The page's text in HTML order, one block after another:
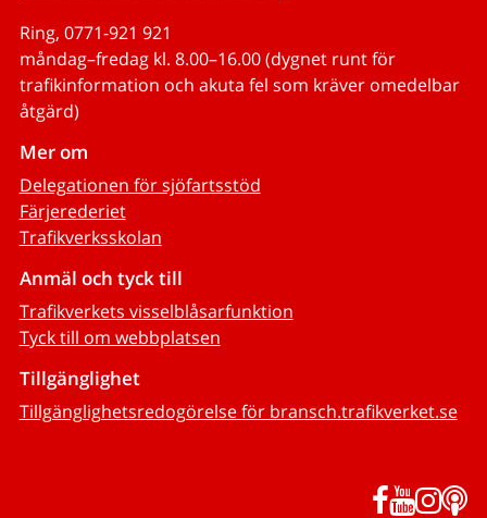
Ring, 0771-921 921
måndag–fredag kl. 8.00–16.00 (dygnet runt för
trafikinformation och akuta fel som kräver omedelbar
åtgärd)
Mer om
Delegationen för sjöfartsstöd
Färjerederiet
Trafikverksskolan
Anmäl och tyck till
Trafikverkets visselblåsarfunktion
Tyck till om webbplatsen
Tillgänglighet
Tillgänglighetsredogörelse för bransch.trafikverket.se
Facebook
YouTube